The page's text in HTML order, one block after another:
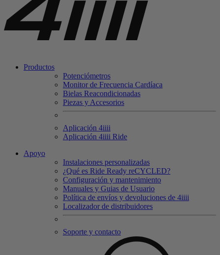
Productos
Potenciómetros
Monitor de Frecuencia Cardíaca
Bielas Reacondicionadas
Piezas y Accesorios
Aplicación 4iiii
Aplicación 4iiii Ride
Apoyo
Instalaciones personalizadas
¿Qué es Ride Ready reCYCLED?
Configuración y mantenimiento
Manuales y Guias de Usuario
Política de envíos y devoluciones de 4iiii
Localizador de distribuidores
Soporte y contacto